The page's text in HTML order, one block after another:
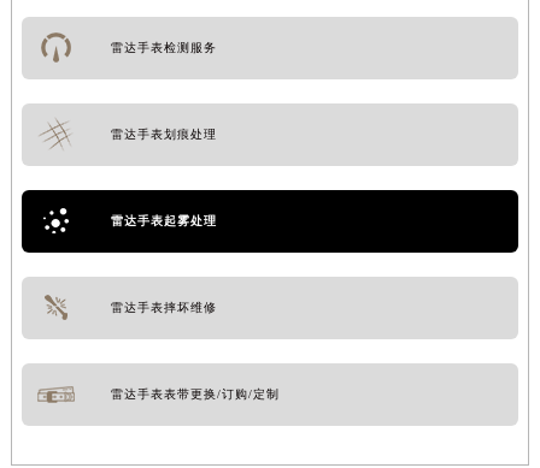
雷达手表检测服务
雷达手表划痕处理
雷达手表起雾处理
雷达手表摔坏维修
雷达手表表带更换/订购/定制